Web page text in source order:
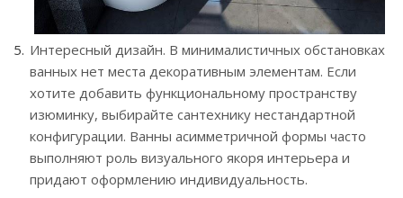
Интересный дизайн. В минималистичных обстановках
ванных нет места декоративным элементам. Если
хотите добавить функциональному пространству
изюминку, выбирайте сантехнику нестандартной
конфигурации. Ванны асимметричной формы часто
выполняют роль визуального якоря интерьера и
придают оформлению индивидуальность.